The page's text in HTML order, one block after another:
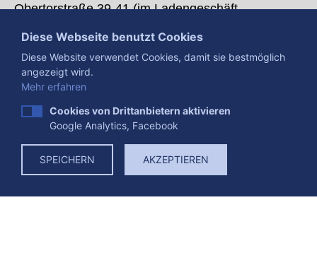
Rathaus
Krämerstraße 2
36381 Schlüchtern
+49 6661 / 85-0
stadtverwaltung@schluechtern.de
Montag-Freitag:
Diese Webseite benutzt Cookies
Diese Website verwendet Cookies, damit sie bestmöglich
angezeigt wird.
Mehr erfahren
Cookies von Drittanbietern aktivieren
Google Analytics, Facebook
SPEICHERN AKZEPTIEREN